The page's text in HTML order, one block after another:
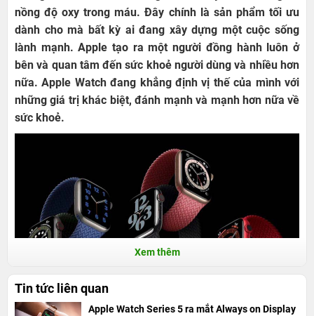
nồng độ oxy trong máu. Đây chính là sản phẩm tối ưu
dành cho mà bất kỳ ai đang xây dựng một cuộc sống
lành mạnh. Apple tạo ra một người đồng hành luôn ở
bên và quan tâm đến sức khoẻ người dùng và nhiều hơn
nữa. Apple Watch đang khẳng định vị thế của mình với
những giá trị khác biệt, đánh mạnh và mạnh hơn nữa về
sức khoẻ.
Xem thêm
Tin tức liên quan
Apple Watch Series 5 ra mắt Always on Display